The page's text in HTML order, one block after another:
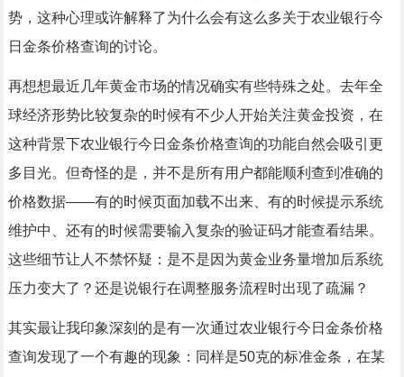
势，这种心理或许解释了为什么会有这么多关于农业银行今
日金条价格查询的讨论。
再想想最近几年黄金市场的情况确实有些特殊之处。去年全
球经济形势比较复杂的时候有不少人开始关注黄金投资，在
这种背景下农业银行今日金条价格查询的功能自然会吸引更
多目光。但奇怪的是，并不是所有用户都能顺利查到准确的
价格数据——有的时候页面加载不出来、有的时候提示系统
维护中、还有的时候需要输入复杂的验证码才能查看结果。
这些细节让人不禁怀疑：是不是因为黄金业务量增加后系统
压力变大了？还是说银行在调整服务流程时出现了疏漏？
其实最让我印象深刻的是有一次通过农业银行今日金条价格
查询发现了一个有趣的现象：同样是50克的标准金条，在某